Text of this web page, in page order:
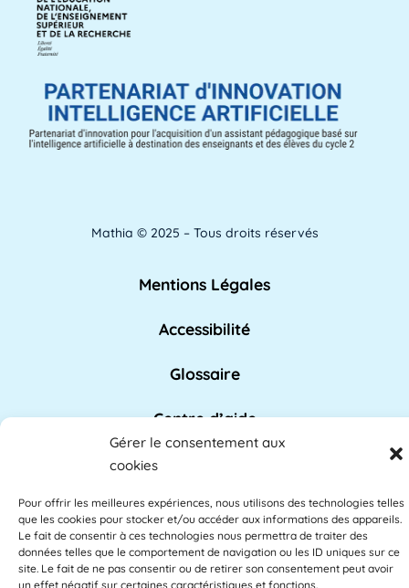
Gérer le consentement aux
cookies
Pour offrir les meilleures expériences, nous utilisons des technologies telles
que les cookies pour stocker et/ou accéder aux informations des appareils.
Le fait de consentir à ces technologies nous permettra de traiter des
données telles que le comportement de navigation ou les ID uniques sur ce
site. Le fait de ne pas consentir ou de retirer son consentement peut avoir
un effet négatif sur certaines caractéristiques et fonctions.
Les aménagements d'apprentissage peuvent
faire référence à du temps supplémentaire
pour la [...]
ANACT
ANACT est l'acronyme de l'Agence nationale
Analyse de l'apprentissage
les commentaires des étudiants comme base
L'APAE, ou Attaché Principal d'Administration
[...]Lire plus »
Apprentissage à distance
Mathia © 2025 – Tous droits réservés
Mentions Légales
Accessibilité
Glossaire
Centre d’aide
Politique de confidentialité
CGU
CGV